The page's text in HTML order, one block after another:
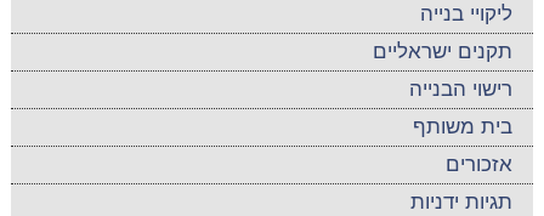
ליקויי בנייה
תקנים ישראליים
רישוי הבנייה
בית משותף
אזכורים
תגיות ידניות